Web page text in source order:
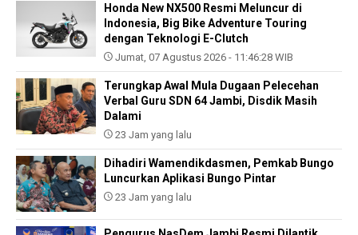
Honda New NX500 Resmi Meluncur di
Indonesia, Big Bike Adventure Touring
dengan Teknologi E-Clutch
Jumat, 07 Agustus 2026 - 11:46:28 WIB
Terungkap Awal Mula Dugaan Pelecehan
Verbal Guru SDN 64 Jambi, Disdik Masih
Dalami
23 Jam yang lalu
Dihadiri Wamendikdasmen, Pemkab Bungo
Luncurkan Aplikasi Bungo Pintar
23 Jam yang lalu